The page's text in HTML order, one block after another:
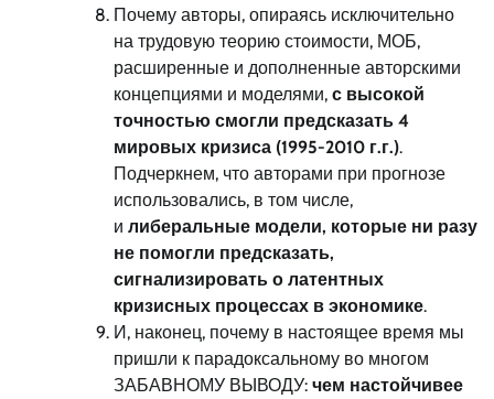
Почему авторы, опираясь исключительно
на трудовую теорию стоимости, МОБ,
расширенные и дополненные авторскими
концепциями и моделями, с высокой
точностью смогли предсказать 4
мировых кризиса (1995-2010 г.г.).
Подчеркнем, что авторами при прогнозе
использовались, в том числе,
и либеральные модели, которые ни разу
не помогли предсказать,
сигнализировать о латентных
кризисных процессах в экономике.
И, наконец, почему в настоящее время мы
пришли к парадоксальному во многом
ЗАБАВНОМУ ВЫВОДУ: чем настойчивее